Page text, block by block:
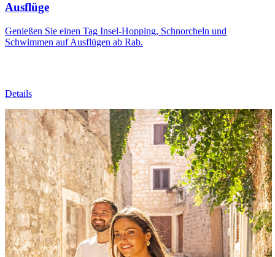
Ausflüge
Genießen Sie einen Tag Insel-Hopping, Schnorcheln und
Schwimmen auf Ausflügen ab Rab.
Details